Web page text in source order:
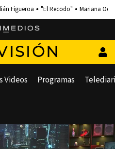
Figueroa "El Recodo" Mariana
Videos Programas